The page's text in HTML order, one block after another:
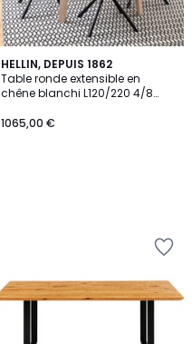
HELLIN, DEPUIS 1862
Table ronde extensible en
chêne blanchi L120/220 4/8
1065,00 €